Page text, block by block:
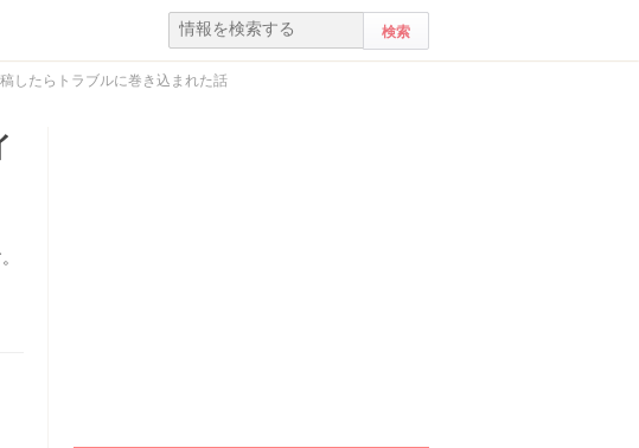
したらトラブルに巻き込まれた話